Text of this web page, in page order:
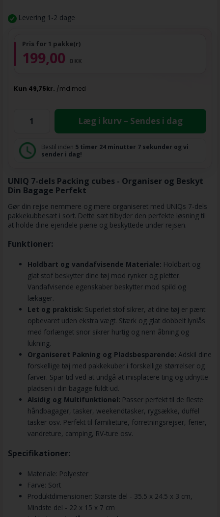
Levering 1-2 dage
Pris for 1 pakke(r)
199,00 DKK
Læg i kurv – Sendes i dag
Bestil inden 5 timer 24 minutter 6 sekunder og vi
sender i dag!
UNIQ 7-dels Packing cubes - Organiser og Beskyt
Din Bagage Perfekt
Gør din rejse nemmere og mere organiseret med UNIQs 7-dels
pakkekubbesæt i sort. Dette sæt tilbyder den perfekte løsning til
at holde dine ejendele pæne og beskyttede under rejsen.
Funktioner:
Holdbart og vandafvisende Materiale: Holdbart og
glat stof beskytter dine tøj mod rynker og pletter.
Vandafvisende egenskaber beskytter mod spild og
lækager.
Let og praktisk: Superlet stof sikrer, at dine tøj er pænt
opbevaret uden ekstra vægt. Stærk og glat dobbelt lynlås
med forlænget snor sikrer hurtig og nem åbning og
lukning.
Organiseret Pakning og Pladsbesparende: Adskil dine
forskellige tøj med pakkekuber i forskellige størrelser og
farver. Spar tid ved at undgå at misplacere ting og udnytte
pladsen i din bagage fuldt ud.
Alsidig og Multifunktionel: Passer perfekt til de fleste
håndbagager, tasker, weekendtasker, rygsække, duffel
tasker osv. Perfekt til familieture, forretningsrejser, ferier,
vandreture, camping, RV-ture osv.
Specifikationer:
Materiale: Polyester
Farve: Sort
Produktdimensioner: Største del - 35.5 x 24.5 x 3 cm,
Mindste del - 22 x 15 x 7 cm